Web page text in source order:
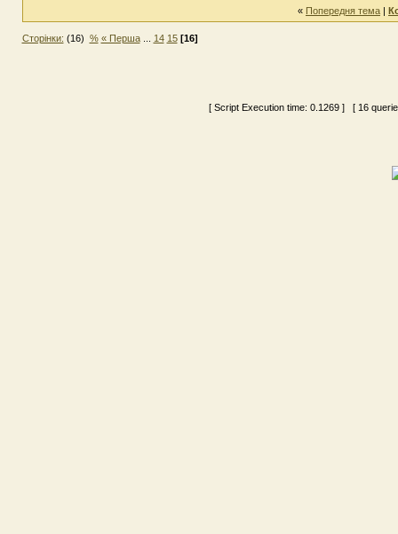
« Попередня тема |
Сторінки: (16) % « Перша... 14 15 [16]
[ Script Execution time: 0.1269 ] [ 16